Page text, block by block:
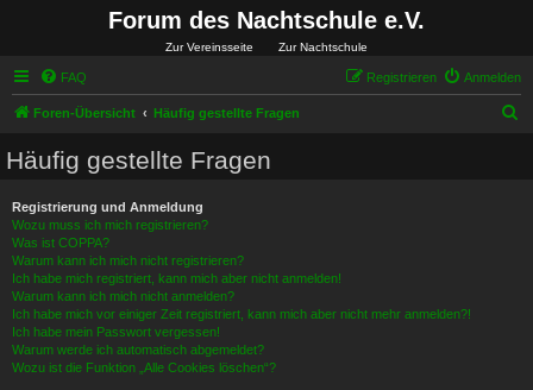
Forum des Nachtschule e.V.
Zur Vereinsseite Zur Nachtschule
FAQ Anmelden
Registrieren
Foren-Übersicht Häufig gestellte Fragen
Häufig gestellte Fragen
Registrierung und Anmeldung
Wozu muss ich mich registrieren?
Was ist COPPA?
Warum kann ich mich nicht registrieren?
Ich habe mich registriert, kann mich aber nicht anmelden!
Warum kann ich mich nicht anmelden?
Ich habe mich vor einiger Zeit registriert, kann mich aber nicht mehr anmelden?!
Ich habe mein Passwort vergessen!
Warum werde ich automatisch abgemeldet?
Wozu ist die Funktion „Alle Cookies löschen“?